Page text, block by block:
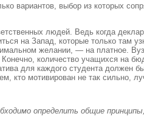
вариантов, выбор из которых
людей. Ведь когда
на Запад, которые только там
желании, — на платное.
количество учащихся на
для каждого студента должен
кто мотивирован не так сильно,
определить общие